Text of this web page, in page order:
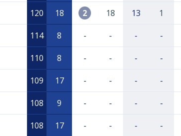
120 18 2 18 13 1
114 8 - - - -
110 8 - - - -
109 17 - - - -
108 9 - - - -
108 17 - - - -